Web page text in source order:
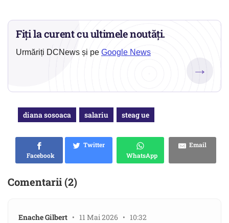
Fiți la curent cu ultimele noutăți.
Urmăriți DCNews și pe Google News
→
diana sosoaca salariu steag ue
Facebook
Twitter
WhatsApp
Email
Comentarii (2)
Enache Gilbert • 11 Mai 2026 • 10:32